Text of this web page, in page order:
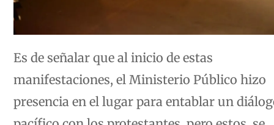
Es de señalar que al inicio de estas
manifestaciones, el Ministerio Público hizo
presencia en el lugar para entablar un
pacífico con los protestantes, pero estos, se